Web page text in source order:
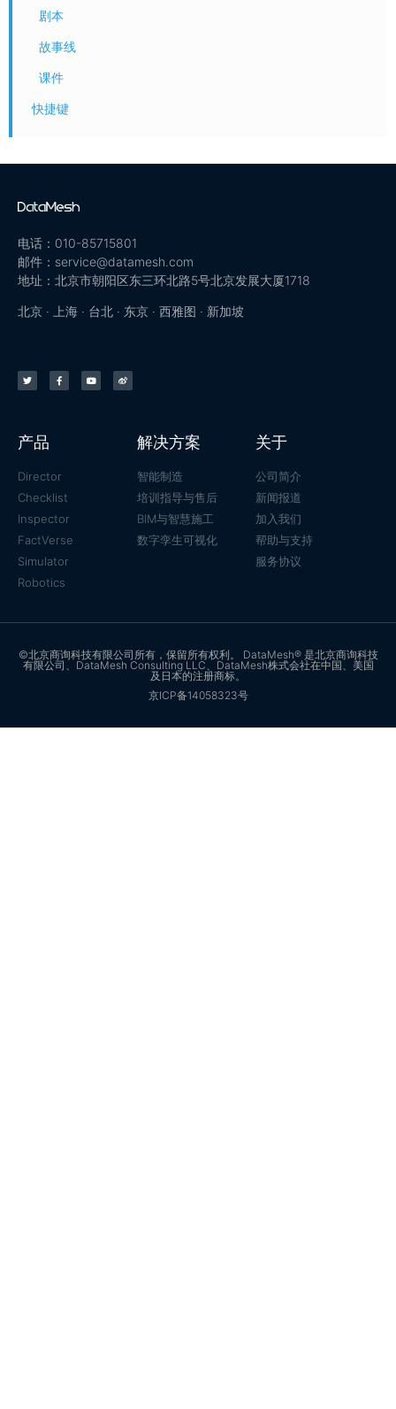
剧本
故事线
课件
快捷键
电话：010-85715801
邮件：service@datamesh.com
地址：北京市朝阳区东三环北路5号北京发展大厦1718
北京 · 上海 · 台北 · 东京 · 西雅图 · 新加坡
产品
Director
Checklist
Inspector
FactVerse
Simulator
Robotics
解决方案
智能制造
培训指导与售后
BIM与智慧施工
数字孪生可视化
关于
公司简介
新闻报道
加入我们
帮助与支持
服务协议
©北京商询科技有限公司所有，保留所有权利。 DataMesh® 是北京商询科技
有限公司、DataMesh Consulting LLC、DataMesh株式会社在中国、美国
及日本的注册商标。
京ICP备14058323号